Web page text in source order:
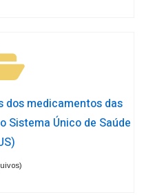
dos medicamentos das
Sistema Único de Saúde